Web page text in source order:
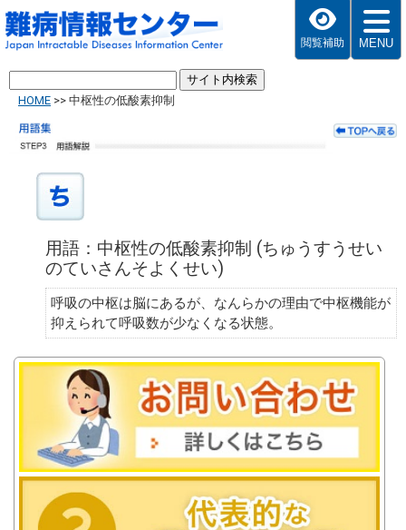
閲覧補助 MENU
HOME >> 中枢性の低酸素抑制
用語：中枢性の低酸素抑制 (ちゅうすうせい
のていさんそよくせい)
呼吸の中枢は脳にあるが、なんらかの理由で中枢機能が
抑えられて呼吸数が少なくなる状態。